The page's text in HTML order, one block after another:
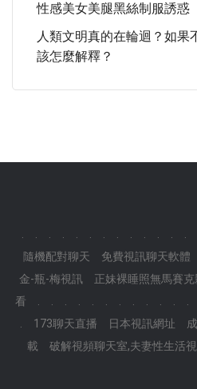
性感美女美腿黑絲制服誘惑
人類文明真的在輪迴？如果
該怎麼解釋？
隨機配對聊天
免費視訊聊天軟體
金-瓶-梅視訊
正妹裸睡照無馬賽
看
173聊天直播 日本視訊網址
載
破解視頻聊天室,夫妻性生活